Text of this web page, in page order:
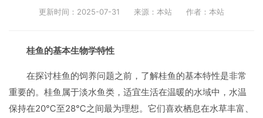
更新时间：2025-07-31 来源：本站 作者：本站
桂鱼的基本生物学特性
在探讨桂鱼的饲养问题之前，了解桂鱼的基本特性是非常
重要的。桂鱼属于淡水鱼类，适宜生活在温暖的水域中，水温
保持在20℃至28℃之间最为理想。它们喜欢栖息在水草丰富、